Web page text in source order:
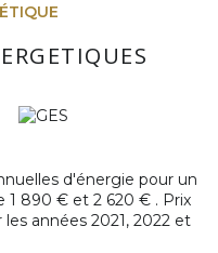
commerces et
point fort de ce bien :
de L'Immobilier pour
ce bien est
Géorisques
d'énergie pour un
1 890 € et 2 620 € . Prix
années 2021, 2022 et